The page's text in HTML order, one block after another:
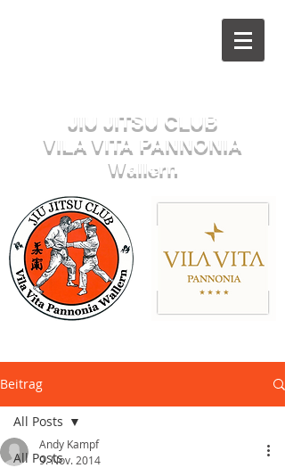
JIU JITSU CLUB
VILA VITA PANNONIA
Wallern
Beitrag
All Posts
All Posts
Andy Kampf
9. Nov. 2014